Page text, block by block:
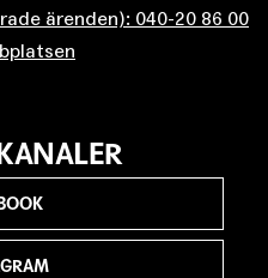
ärenden): 040-20 86 00